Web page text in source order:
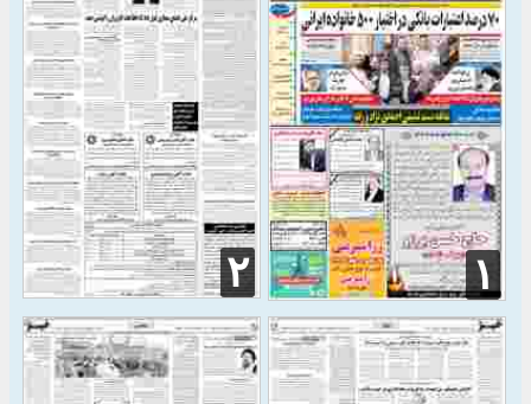
۱ ۲